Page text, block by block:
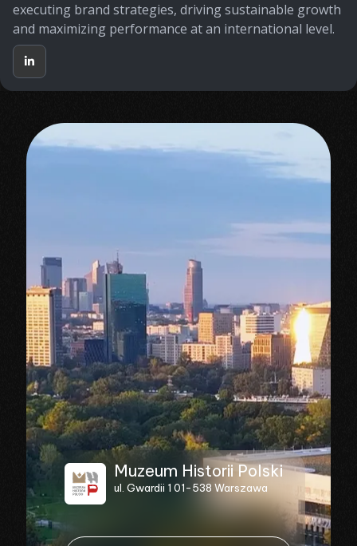
executing brand strategies, driving sustainable growth
and maximizing performance at an international level.
Muzeum Historii Polski
ul. Gwardii 1 01-538 Warszawa